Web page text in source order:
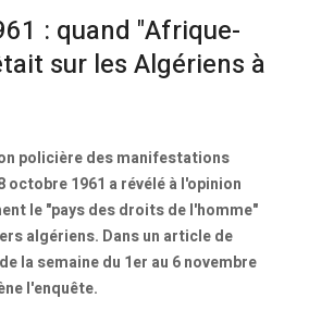
: quand "Afrique-
sur les Algériens à
policière des manifestations
octobre 1961 a révélé à l'opinion
le "pays des droits de l'homme"
algériens. Dans un article de
la semaine du 1er au 6 novembre
l'enquête.